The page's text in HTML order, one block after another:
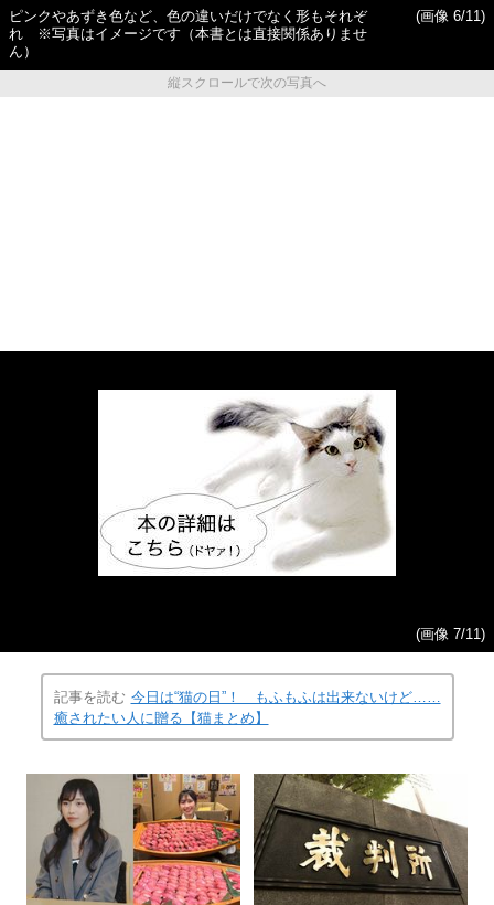
ピンクやあずき色など、色の違いだけでなく形もそれぞ
れ ※写真はイメージです（本書とは直接関係ありませ
ん）
(画像 6/11)
縦スクロールで次の写真へ
(画像 7/11)
記事を読む 今日は“猫の日”！ もふもふは出来ないけど……
癒されたい人に贈る【猫まとめ】